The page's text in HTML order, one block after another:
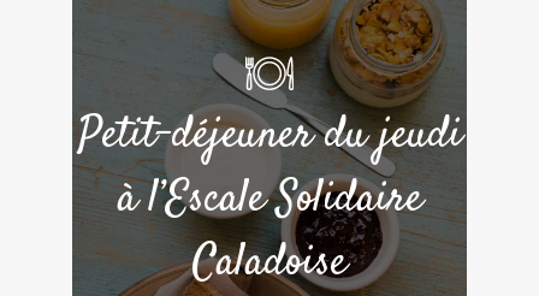
Petit-déjeuner du jeudi
à l’Escale Solidaire
Caladoise